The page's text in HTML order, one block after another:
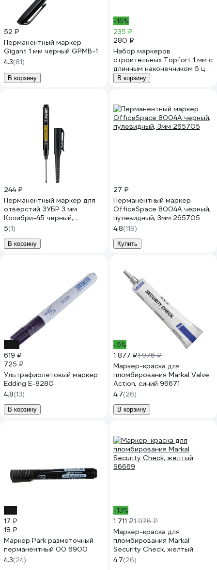
52 ₽
Перманентный маркер
Gigant 1 мм черный GPMB-1
4.3(81)
В корзину
-16%
235 ₽
280 ₽
Набор маркеров
строительных Topfort 1 мм с
длинным наконечником 5 цв
2167675
В корзину
244 ₽
Перманентный маркер для
отверстий ЗУБР 3 мм
Колибри-45 черный,
наконечник L 45 мм 06339-2
5(1)
В корзину
27 ₽
Перманентный маркер
OfficeSpace 8004А черный,
пулевидный, 3мм 265705
4.8(119)
Купить
619 ₽
725 ₽
Ультрафиолетовый маркер
Edding E-8280
4.8(13)
В корзину
-5%
1 877 ₽1 976 ₽
Маркер-краска для
пломбирования Markal Valve
Action, синий 96671
4.7(26)
В корзину
17 ₽
18 ₽
Маркер Park разметочный
перманентный 00 6900
4.3(24)
-13%
1 711 ₽1 976 ₽
Маркер-краска для
пломбирования Markal
Security Check, желтый
96669
4.7(26)